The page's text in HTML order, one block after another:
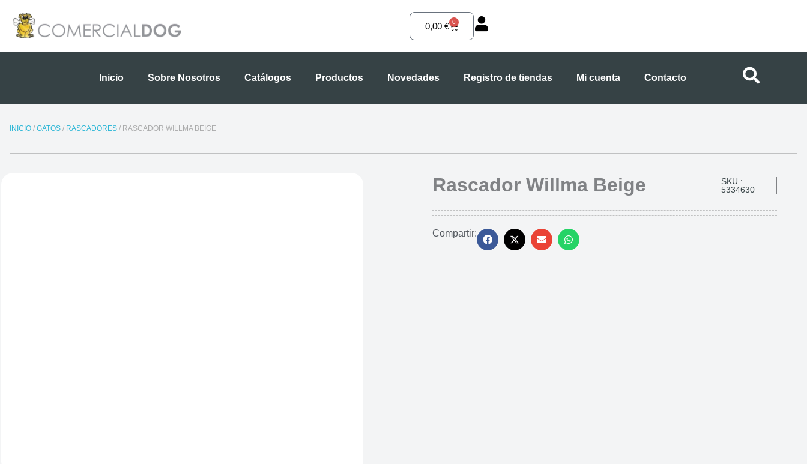
contenido
0,00 € 0
Carrito
Inicio Sobre Nosotros Catálogos Productos Novedades Registro de tiendas Mi cuenta Contacto
INICIO / GATOS / RASCADORES / RASCADOR WILLMA BEIGE
Rascador Willma Beige
SKU :
5334630
Compartir: